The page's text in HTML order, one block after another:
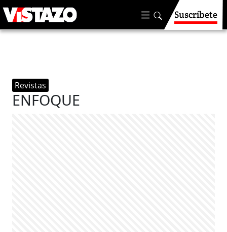
Suscríbete
Revistas
ENFOQUE